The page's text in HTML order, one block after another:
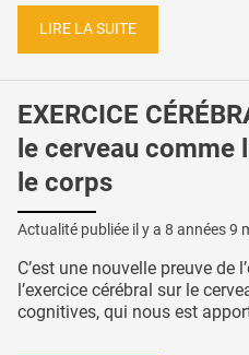
LIRE LA SUITE
EXERCICE
le cerveau comme
le corps
Actualité publiée il y a 8 années 9
C’est une nouvelle preuve de
l’exercice cérébral sur le
cognitives, qui nous est